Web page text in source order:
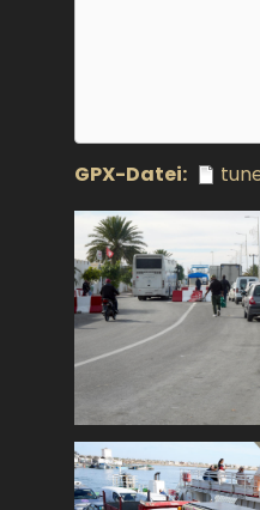
GPX-Datei